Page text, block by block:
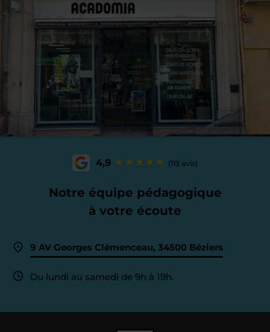
4,9 (113 avis)
Notre équipe pédagogique
à votre écoute
9 AV Georges Clémenceau, 34500 Béziers
Du lundi au samedi de 9h à 19h.